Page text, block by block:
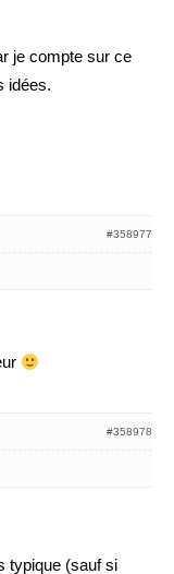
je compte sur ce
idées.
#358977
#358978
typique (sauf si